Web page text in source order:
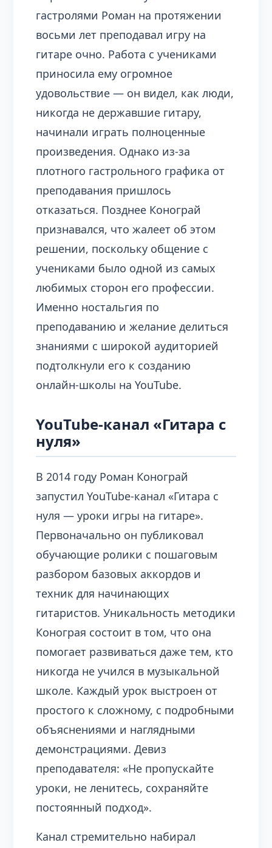
гастролями Роман на протяжении
восьми лет преподавал игру на
гитаре очно. Работа с учениками
приносила ему огромное
удовольствие — он видел, как люди,
никогда не державшие гитару,
начинали играть полноценные
произведения. Однако из-за
плотного гастрольного графика от
преподавания пришлось
отказаться. Позднее Конограй
признавался, что жалеет об этом
решении, поскольку общение с
учениками было одной из самых
любимых сторон его профессии.
Именно ностальгия по
преподаванию и желание делиться
знаниями с широкой аудиторией
подтолкнули его к созданию
онлайн-школы на YouTube.
YouTube-канал «Гитара с
нуля»
В 2014 году Роман Конограй
запустил YouTube-канал «Гитара с
нуля — уроки игры на гитаре».
Первоначально он публиковал
обучающие ролики с пошаговым
разбором базовых аккордов и
техник для начинающих
гитаристов. Уникальность методики
Конограя состоит в том, что она
помогает развиваться даже тем, кто
никогда не учился в музыкальной
школе. Каждый урок выстроен от
простого к сложному, с подробными
объяснениями и наглядными
демонстрациями. Девиз
преподавателя: «Не пропускайте
уроки, не ленитесь, сохраняйте
постоянный подход».
Канал стремительно набирал